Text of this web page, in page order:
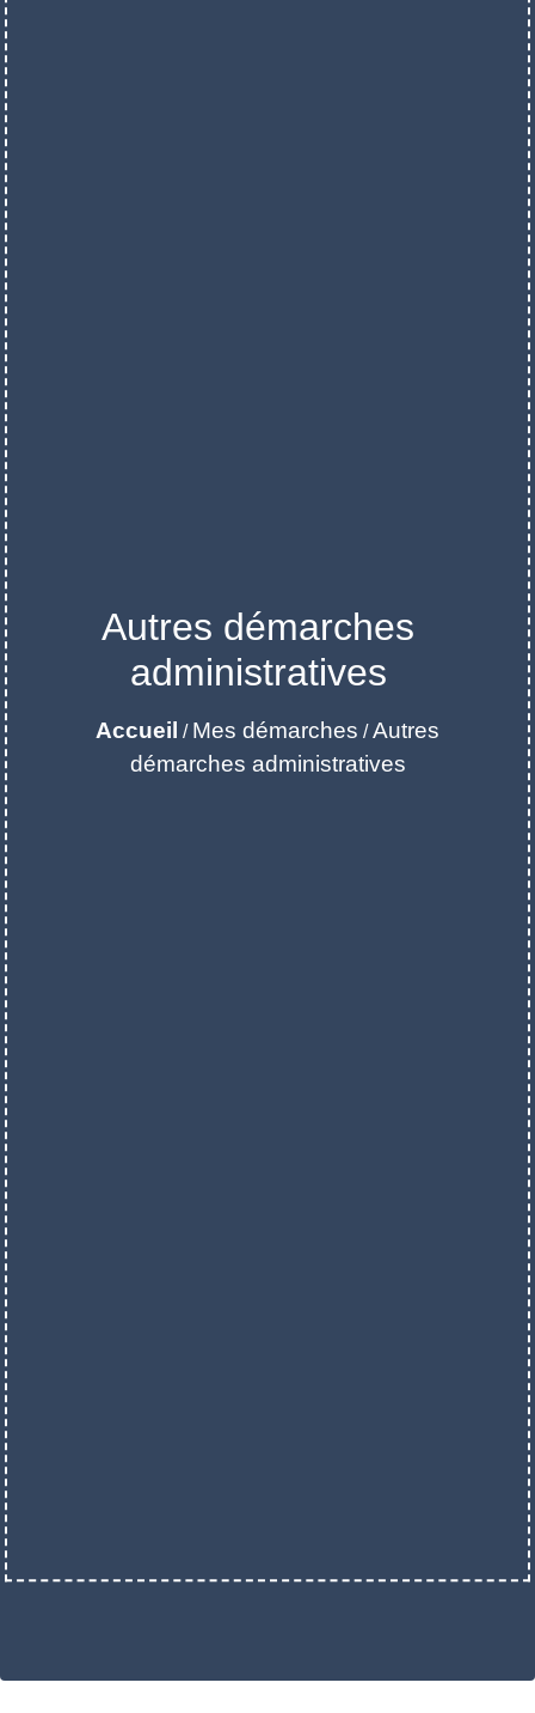
Autres démarches
administratives
Accueil / Mes démarches /Autres
démarches administratives